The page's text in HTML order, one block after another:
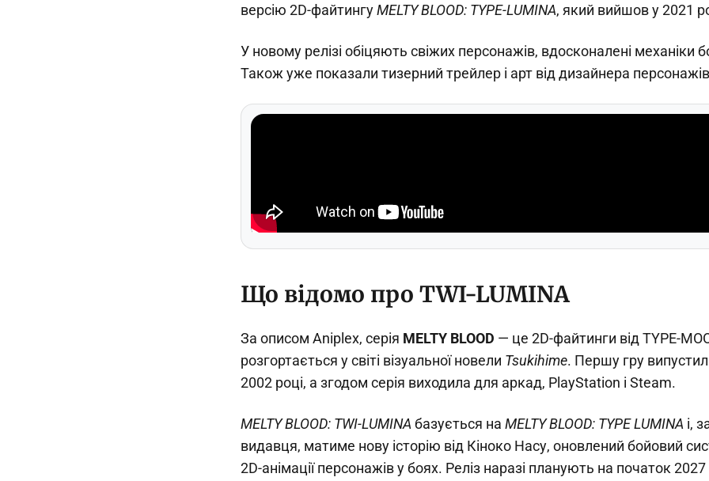
версію 2D-файтингуMELTY BLOOD: TYPE-LUMINA, який вийшов у 2021
У новому релізі обіцяють свіжих персонажів, вдосконалені механіки
Також уже показали тизерний трейлер і арт від дизайнера
Що відомо про TWI-LUMINA
За описом Aniplex, серія MELTY BLOOD — це 2D-файтинги від TYPE-
розгортається у світі візуальної новели Tsukihime. Першу гру
2002 році, а згодом серія виходила для аркад, PlayStation і Steam.
MELTY BLOOD: TWI-LUMINA базується на MELTY BLOOD: TYPE LUMINA і,
видавця, матиме нову історію від Кіноко Насу, оновлений бойовий
2D-анімації персонажів у боях. Реліз наразі планують на початок